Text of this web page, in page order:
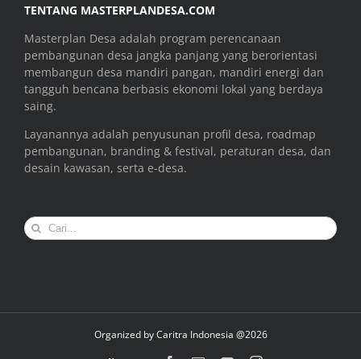
TENTANG MASTERPLANDESA.COM
Masterplan Desa adalah program perencanaan
pembangunan desa jangka panjang yang berorientasi
membangun desa mandiri pangan, mandiri energi dan
tangguh bencana berbasis ekonomi lokal yang berdaya
saing.
Layanannya adalah penyusunan profil desa, roadmap
pembangunan, branding & festival, peraturan desa, dan
desain kawasan, serta e-desa.
Search
for:
Organized byCaritra Indonesia @2026